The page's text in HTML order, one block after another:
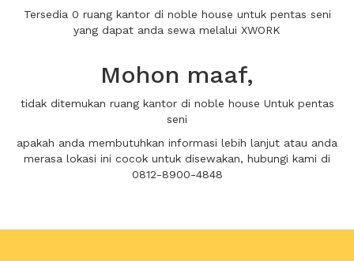
Tersedia 0 ruang kantor di noble house untuk pentas seni
yang dapat anda sewa melalui XWORK
Mohon maaf,
tidak ditemukan ruang kantor di noble house Untuk pentas
seni
apakah anda membutuhkan informasi lebih lanjut atau anda
merasa lokasi ini cocok untuk disewakan, hubungi kami di
0812-8900-4848